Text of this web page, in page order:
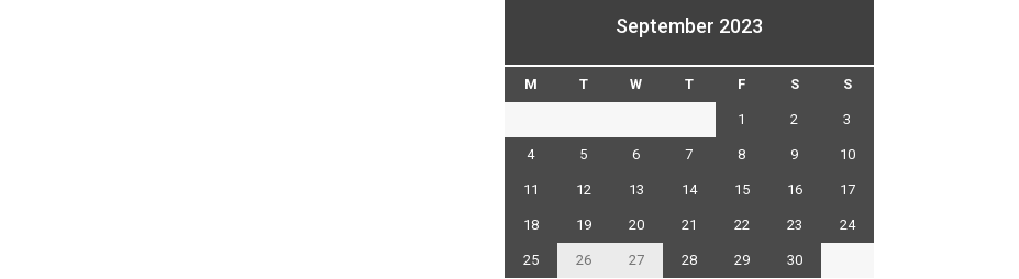
September 2023
M T W T F S S
1 2 3
4 5 6 7 8 9 10
11 12 13 14 15 16 17
18 19 20 21 22 23 24
25 26 27 28 29
30